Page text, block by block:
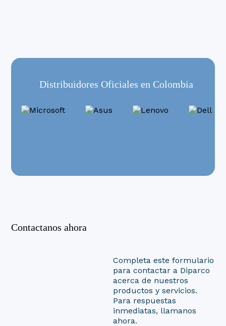
Distribuidores Oficiales en Colombia
Contactanos ahora
Completa este formulario
para contactar a Diparco
acerca de nuestros
productos y servicios.
Para respuestas
inmediatas, llamanos
ahora.